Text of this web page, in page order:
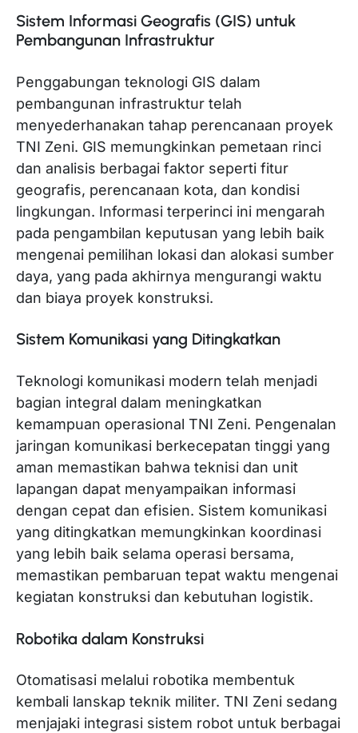
Sistem Informasi Geografis (GIS) untuk
Pembangunan Infrastruktur
Penggabungan teknologi GIS dalam
pembangunan infrastruktur telah
menyederhanakan tahap perencanaan proyek
TNI Zeni. GIS memungkinkan pemetaan rinci
dan analisis berbagai faktor seperti fitur
geografis, perencanaan kota, dan kondisi
lingkungan. Informasi terperinci ini mengarah
pada pengambilan keputusan yang lebih baik
mengenai pemilihan lokasi dan alokasi sumber
daya, yang pada akhirnya mengurangi waktu
dan biaya proyek konstruksi.
Sistem Komunikasi yang Ditingkatkan
Teknologi komunikasi modern telah menjadi
bagian integral dalam meningkatkan
kemampuan operasional TNI Zeni. Pengenalan
jaringan komunikasi berkecepatan tinggi yang
aman memastikan bahwa teknisi dan unit
lapangan dapat menyampaikan informasi
dengan cepat dan efisien. Sistem komunikasi
yang ditingkatkan memungkinkan koordinasi
yang lebih baik selama operasi bersama,
memastikan pembaruan tepat waktu mengenai
kegiatan konstruksi dan kebutuhan logistik.
Robotika dalam Konstruksi
Otomatisasi melalui robotika membentuk
kembali lanskap teknik militer. TNI Zeni sedang
menjajaki integrasi sistem robot untuk berbagai